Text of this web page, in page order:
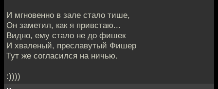
И мгновенно в зале стало тише,
Он заметил, как я привстаю...
Видно, ему стало не до фишек
И хваленый, преславутый Фишер
Тут же согласился на ничью.
:))))